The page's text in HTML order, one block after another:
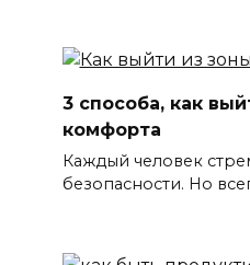
3 способа, как
комфорта
Каждый человек
безопасности. Но